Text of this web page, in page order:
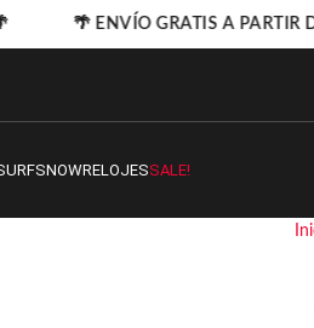
SNOWRELOJESSALE!
🌴 ENVÍO GRATIS A PARTIR